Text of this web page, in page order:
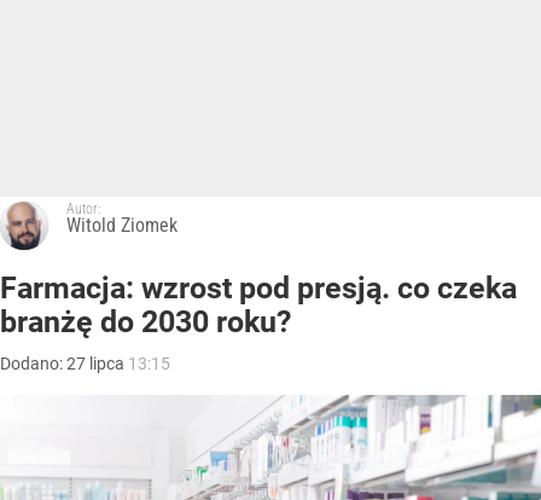
Autor:
Witold Ziomek
Farmacja: wzrost pod presją. co czeka
branżę do 2030 roku?
Dodano:27 lipca 13:15